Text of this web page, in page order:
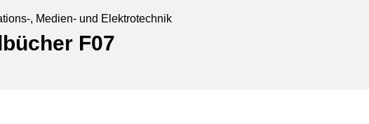
, Medien- und Elektrotechnik
F07